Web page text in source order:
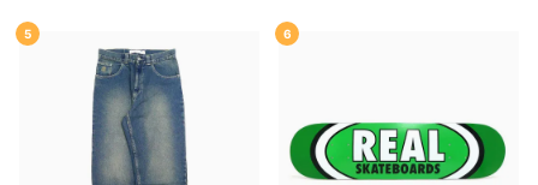
ー
5 6